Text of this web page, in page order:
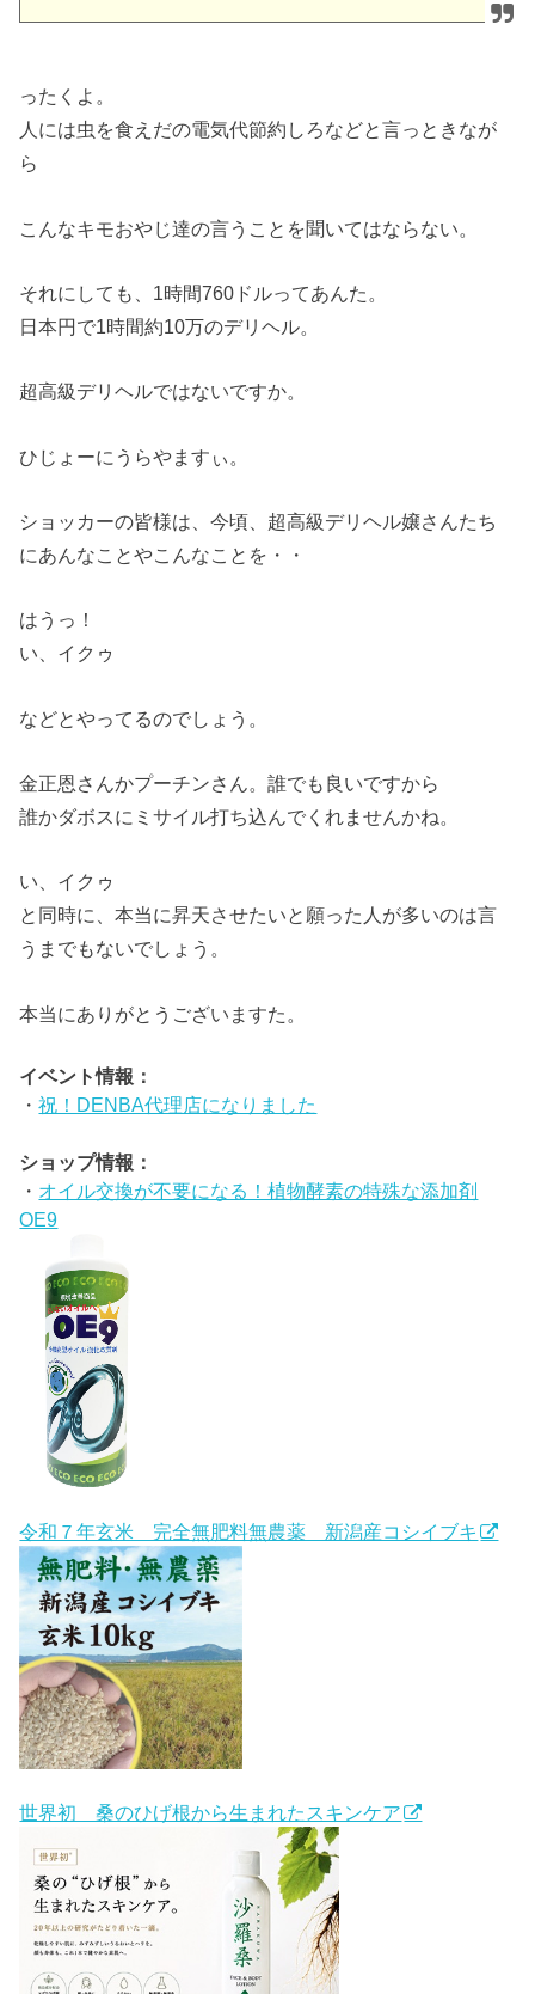
ったくよ。
人には虫を食えだの電気代節約しろなどと言っときなが
ら
こんなキモおやじ達の言うことを聞いてはならない。
それにしても、1時間760ドルってあんた。
日本円で1時間約10万のデリヘル。
超高級デリヘルではないですか。
ひじょーにうらやますぃ。
ショッカーの皆様は、今頃、超高級デリヘル嬢さんたち
にあんなことやこんなことを・・
はうっ！
い、イクゥ
などとやってるのでしょう。
金正恩さんかプーチンさん。誰でも良いですから
誰かダボスにミサイル打ち込んでくれませんかね。
い、イクゥ
と同時に、本当に昇天させたいと願った人が多いのは言
うまでもないでしょう。
本当にありがとうございますた。
イベント情報：
・祝！DENBA代理店になりました
ショップ情報：
・ オイル交換が不要になる！植物酵素の特殊な添加剤
OE9
令和７年玄米 完全無肥料無農薬 新潟産コシイブキ
世界初 桑のひげ根から生まれたスキンケア